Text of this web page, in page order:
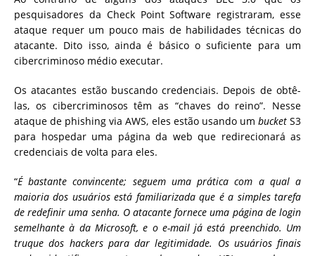
pesquisadores da Check Point Software registraram, esse
ataque requer um pouco mais de habilidades técnicas do
atacante. Dito isso, ainda é básico o suficiente para um
cibercriminoso médio executar.
Os atacantes estão buscando credenciais. Depois de obtê-
las, os cibercriminosos têm as “chaves do reino”. Nesse
ataque de phishing via AWS, eles estão usando um bucketS3
para hospedar uma página da web que redirecionará as
credenciais de volta para eles.
“É bastante convincente; seguem uma prática com a qual a
maioria dos usuários está familiarizada que é a simples tarefa
de redefinir uma senha. O atacante fornece uma página de login
semelhante à da Microsoft, e o e-mail já está preenchido. Um
truque dos hackers para dar legitimidade. Os usuários finais